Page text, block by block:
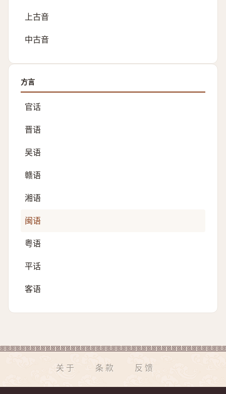
上古音
中古音
方言
官话
晋语
吴语
赣语
湘语
闽语
粤语
平话
客语
关于 条款 反馈